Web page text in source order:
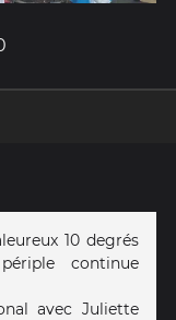
10 degrés
continue
avec Juliette